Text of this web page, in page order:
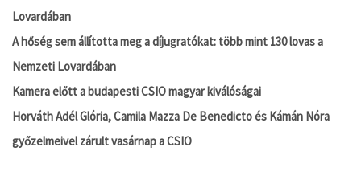
Lovardában
A hőség sem állította meg a díjugratókat: több mint 130 lovas a
Nemzeti Lovardában
Kamera előtt a budapesti CSIO magyar kiválóságai
Horváth Adél Glória, Camila Mazza De Benedicto és Kámán Nóra
győzelmeivel zárult vasárnap a CSIO